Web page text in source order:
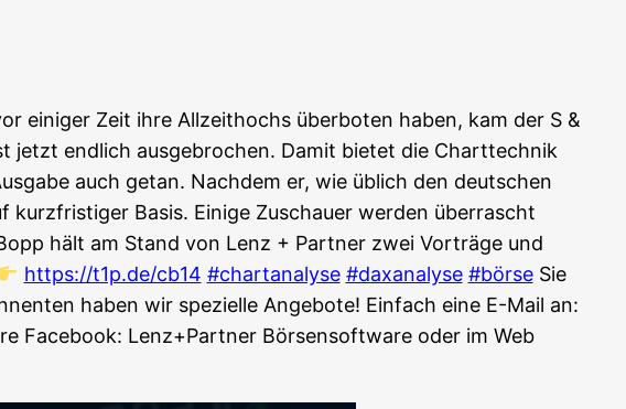
eini­ger Zeit ihre All­zeit­hochs über­bo­ten haben, kam der S &
jetzt end­lich aus­ge­bro­chen. Damit bie­tet die Chart­tech­nik
auch getan. Nach­dem er, wie üblich den deut­schen
Basis. Eini­ge Zuschau­er wer­den über­rascht
hält am Stand von Lenz + Part­ner zwei Vor­trä­ge und
https://t1p.de/cb14 #chart­ana­ly­se #dax­ana­ly­se #bör­seSie
haben wir spe­zi­el­le Ange­bo­te! Ein­fach eine E-Mail an:
Face­book: Lenz+Partner Bör­sen­soft­ware oder im Web